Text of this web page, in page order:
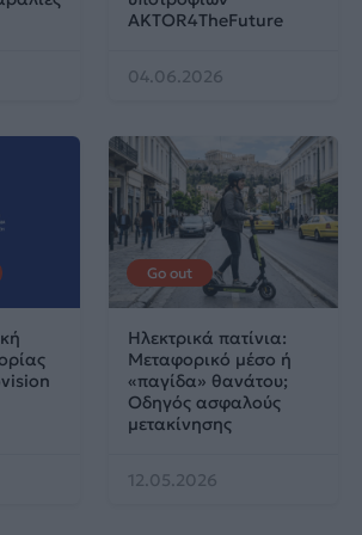
AKTOR4TheFuture
04.06.2026
Go out
Ηλεκτρικά πατίνια:
Μεταφορικό μέσο ή
«παγίδα» θανάτου;
Οδηγός ασφαλούς
μετακίνησης
12.05.2026